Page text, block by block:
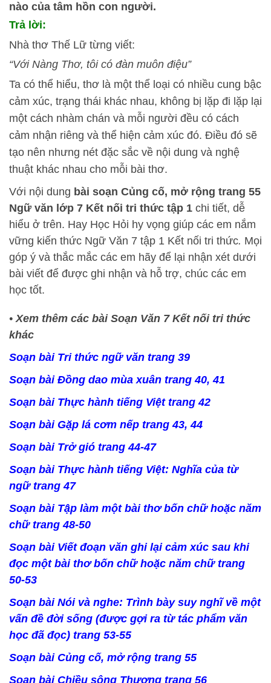
nào của tâm hồn con người.
Trả lời:
Nhà thơ Thế Lữ từng viết:
“Với Nàng Thơ, tôi có đàn muôn điệu”
Ta có thể hiểu, thơ là một thể loại có nhiều cung bậc
cảm xúc, trạng thái khác nhau, không bị lặp đi lặp lại
một cách nhàm chán và mỗi người đều có cách
cảm nhận riêng và thể hiện cảm xúc đó. Điều đó sẽ
tạo nên nhưng nét đặc sắc về nội dung và nghệ
thuật khác nhau cho mỗi bài thơ.
Với nội dung bài soạn Củng cố, mở rộng trang 55
Ngữ văn lớp 7 Kết nối tri thức tập 1 chi tiết, dễ
hiểu ở trên. Hay Học Hỏi hy vọng giúp các em nắm
vững kiến thức Ngữ Văn 7 tập 1 Kết nối tri thức. Mọi
góp ý và thắc mắc các em hãy để lại nhận xét dưới
bài viết để được ghi nhận và hỗ trợ, chúc các em
học tốt.
• Xem thêm các bài Soạn Văn 7 Kết nối tri thức
khác
Soạn bài Tri thức ngữ văn trang 39
Soạn bài Đồng dao mùa xuân trang 40, 41
Soạn bài Thực hành tiếng Việt trang 42
Soạn bài Gặp lá cơm nếp trang 43, 44
Soạn bài Trở gió trang 44-47
Soạn bài Thực hành tiếng Việt: Nghĩa của từ
ngữ trang 47
Soạn bài Tập làm một bài thơ bốn chữ hoặc năm
chữ trang 48-50
Soạn bài Viết đoạn văn ghi lại cảm xúc sau khi
đọc một bài thơ bốn chữ hoặc năm chữ trang
50-53
Soạn bài Nói và nghe: Trình bày suy nghĩ về một
vấn đề đời sống (được gợi ra từ tác phẩm văn
học đã đọc) trang 53-55
Soạn bài Củng cố, mở rộng trang 55
Soạn bài Chiều sông Thương trang 56